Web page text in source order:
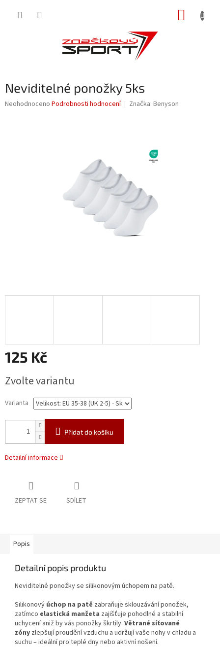
Neviditelné ponožky 5ks
Průměrné
Neohodnoceno Podrobnosti hodnocení Značka: Benyson
125 Kč
cena:
Zvolte variantu
Varianta
Přidat do košíku
Detailní informace
ZEPTAT SE SDÍLET
Popis
Detailní popis produktu
Neviditelné ponožky se silikonovým úchopem na patě.
Silikonový úchop na patě zabraňuje sklouzávání ponožek,
zatímco elastická manžeta zajišťuje pohodlné a stabilní
uchycení aniž by vás ponožky škrtily. Větrané síťované
zóny zlepšují proudění vzduchu a udržují vaše nohy v chladu a
suchu – ideální pro teplé dny nebo aktivní nošení.